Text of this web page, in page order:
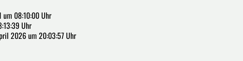
um 08:10:00 Uhr
Uhr
2026 um 20:03:57 Uhr